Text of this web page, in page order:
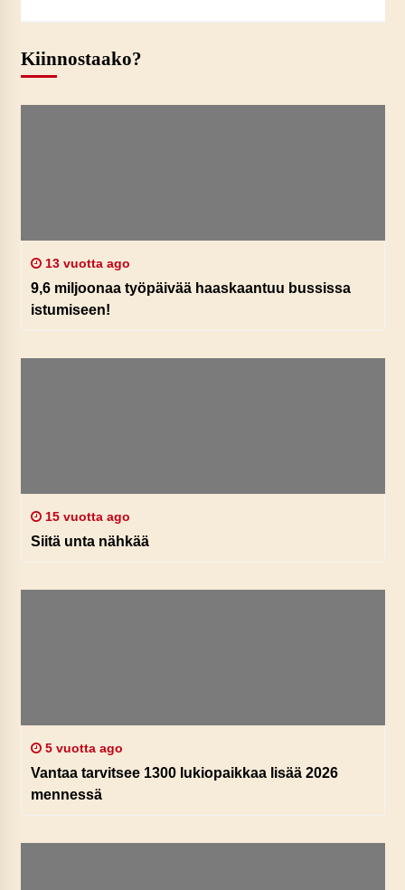
Kiinnostaako?
13 vuotta ago
9,6 miljoonaa työpäivää haaskaantuu bussissa
istumiseen!
15 vuotta ago
Siitä unta nähkää
5 vuotta ago
Vantaa tarvitsee 1300 lukiopaikkaa lisää 2026
mennessä